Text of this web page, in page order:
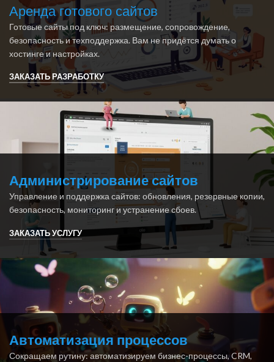
Аренда готового сайтов
Готовые сайты под ключ: размещение, сопровождение,
безопасность и техподдержка. Вам не придётся думать о
хостинге и настройках.
ЗАКАЗАТЬ РАЗРАБОТКУ
Администрирование сайтов
Управление и поддержка сайтов: обновления, резервные копии,
безопасность, мониторинг и устранение сбоев.
ЗАКАЗАТЬ УСЛУГУ
Автоматизация процессов
Сокращаем рутину: автоматизируем бизнес-процессы, CRM,